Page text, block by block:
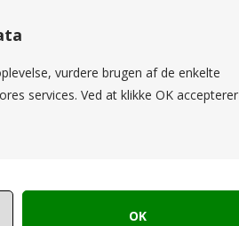
vurdere brugen af de enkelte
services. Ved at klikke OK accepterer
La Rouge Stinna Shirt Blue White
599,00 DKK